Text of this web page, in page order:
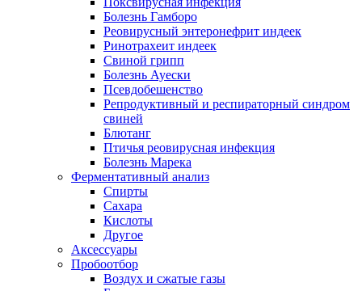
Болезнь Гамборо
Реовирусный энтеронефрит индеек
Ринотрахеит индеек
Свиной грипп
Болезнь Ауески
Псевдобешенство
Репродуктивный и респираторный синдром
свиней
Блютанг
Птичья реовирусная инфекция
Болезнь Марека
Ферментативный анализ
Спирты
Сахара
Кислоты
Другое
Аксессуары
Пробоотбор
Воздух и сжатые газы